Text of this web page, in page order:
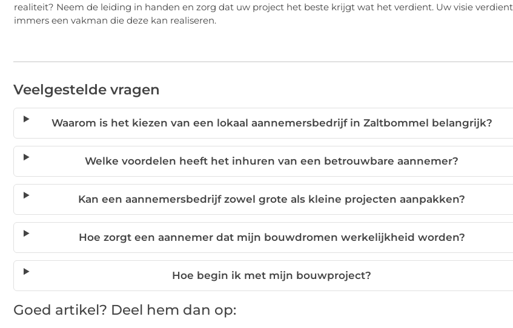
realiteit? Neem de leiding in handen en zorg dat uw project het beste krijgt wat het verdient. Uw visie verdient
immers een vakman die deze kan realiseren.
Veelgestelde vragen
Waarom is het kiezen van een lokaal aannemersbedrijf in Zaltbommel belangrijk?
Welke voordelen heeft het inhuren van een betrouwbare aannemer?
Kan een aannemersbedrijf zowel grote als kleine projecten aanpakken?
Hoe zorgt een aannemer dat mijn bouwdromen werkelijkheid worden?
Hoe begin ik met mijn bouwproject?
Goed artikel? Deel hem dan op: